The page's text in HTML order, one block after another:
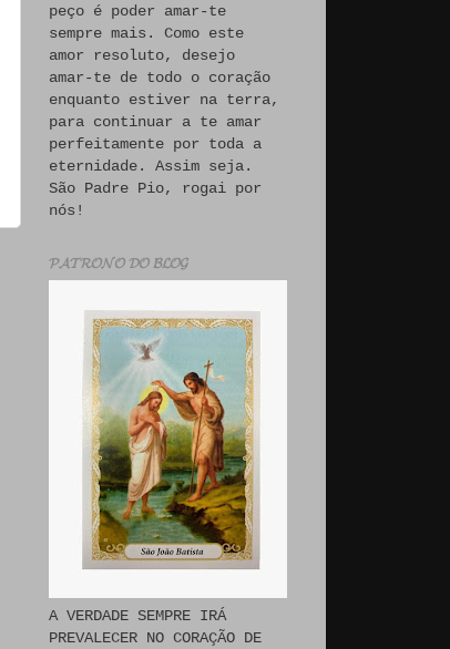
peço é poder amar-te
sempre mais. Como este
amor resoluto, desejo
amar-te de todo o coração
enquanto estiver na terra,
para continuar a te amar
perfeitamente por toda a
eternidade. Assim seja.
São Padre Pio, rogai por
nós!
𝓟𝓐𝓣𝓡𝓞𝓝𝓞 𝓓𝓞 𝓑𝓛𝓞𝓖
A VERDADE SEMPRE IRÁ
PREVALECER NO CORAÇÃO DE